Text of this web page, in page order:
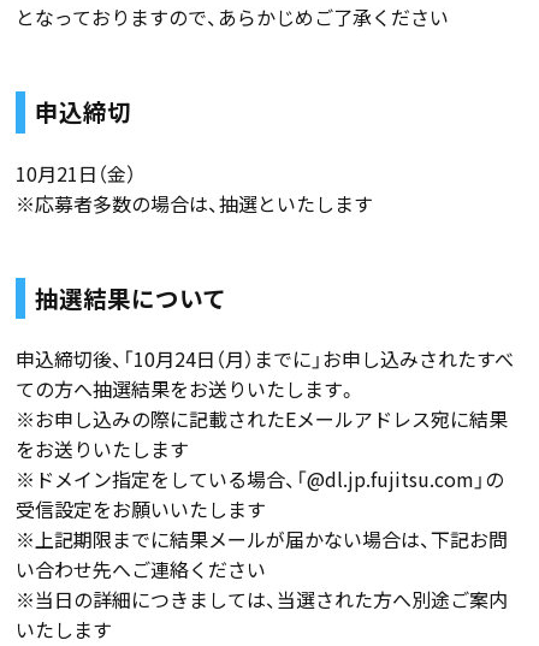
となっておりますので、あらかじめご了承ください
申込締切
10月21日（金）
※応募者多数の場合は、抽選といたします
抽選結果について
申込締切後、「10月24日（月）までに」お申し込みされたすべ
ての方へ抽選結果をお送りいたします。
※お申し込みの際に記載されたEメールアドレス宛に結果
をお送りいたします
※ドメイン指定をしている場合、「@dl.jp.fujitsu.com」の
受信設定をお願いいたします
※上記期限までに結果メールが届かない場合は、下記お問
い合わせ先へご連絡ください
※当日の詳細につきましては、当選された方へ別途ご案内
いたします